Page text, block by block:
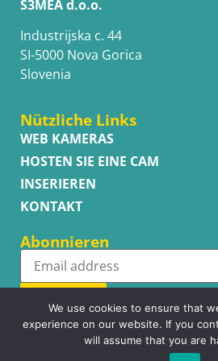
S3MEA d.o.o.
Industrijska c. 44
SI-5000 Nova Gorica
Slovenia
Nützliche Links
WEB KAMERAS
HOSTEN SIE EINE CAM
INSERIEREN
KONTAKT
Abonnieren
Subscribe
We use cookies to ensure that
experience on our website. If you
will assume that you are